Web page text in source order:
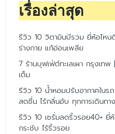
เรื่องล่าสุด
รีวิว 10 วิตามินบีรวม ยี่ห้อไห
ร่างกาย แก้อ่อนเพลีย
7 ร้านบุฟเฟ่ต์ทะเลเผา กรุงเ
เต็ม
รีวิว 10 น้ำหอมปรับอากาศใน
สดชื่น ไร้กลิ่นอับ ทุกการเดินทาง
รีวิว 10 เซรั่มลดริ้วรอย40+
กระชับ ไร้ริ้วรอย